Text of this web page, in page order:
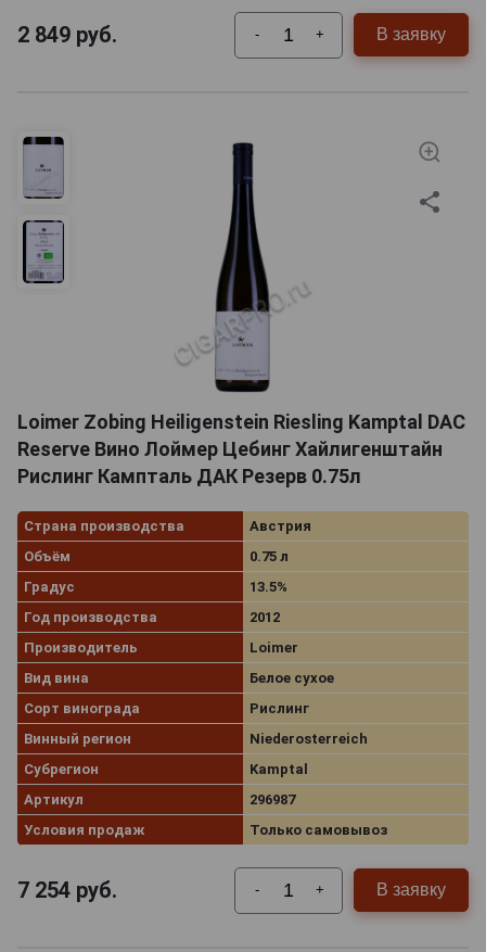
2 849 руб. - + В заявку
Loimer Zobing Heiligenstein Riesling Kamptal DAC
Reserve Вино Лоймер Цебинг Хайлигенштайн
Рислинг Кампталь ДАК Резерв 0.75л
Страна производства
Австрия
Объём
0.75 л
Градус
13.5%
Год производства
2012
Производитель
Loimer
Вид вина
Белое сухое
Сорт винограда
Рислинг
Винный регион
Niederosterreich
Субрегион
Kamptal
Артикул
296987
Условия продаж
Только самовывоз
7 254 руб. - + В заявку